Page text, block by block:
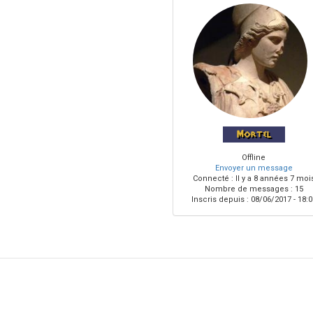
Mortel
Offline
Envoyer un message
Connecté : Il y a 8 années 7
Nombre de messages : 15
Inscris depuis : 08/06/2017 -